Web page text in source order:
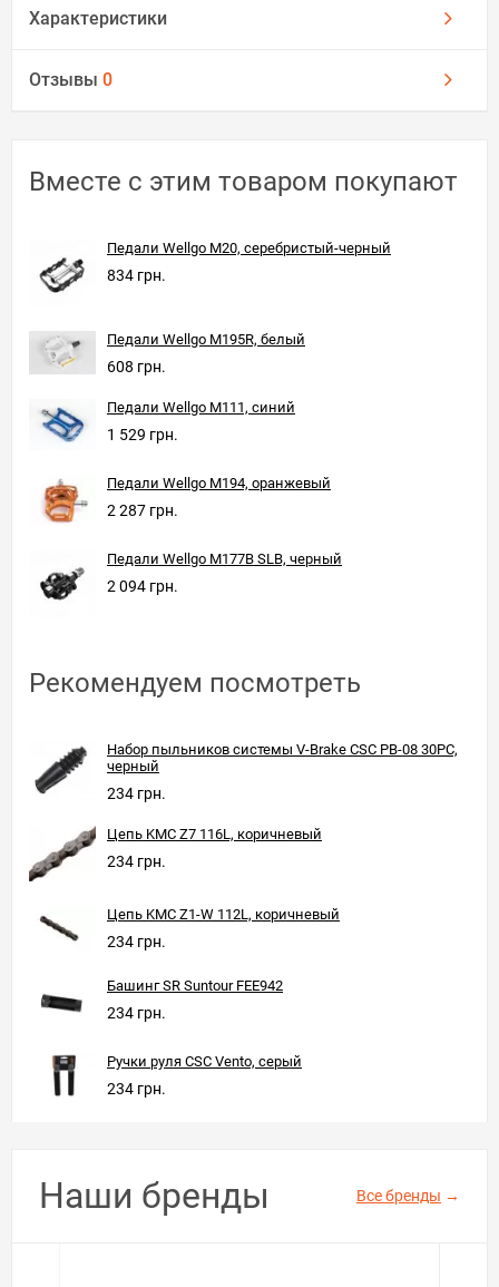
Характеристики
Отзывы 0
Вместе с этим товаром покупают
Педали Wellgo M20, серебристый-черный
834 грн.
Педали Wellgo M195R, белый
608 грн.
Педали Wellgo M111, синий
1 529 грн.
Педали Wellgo M194, оранжевый
2 287 грн.
Педали Wellgo M177B SLB, черный
2 094 грн.
Рекомендуем посмотреть
Набор пыльников системы V-Brake CSC PB-08 30PC,
черный
234 грн.
Цепь KMC Z7 116L, коричневый
234 грн.
Цепь KMC Z1-W 112L, коричневый
234 грн.
Башинг SR Suntour FEE942
234 грн.
Ручки руля CSC Vento, серый
234 грн.
Наши бренды Все бренды →